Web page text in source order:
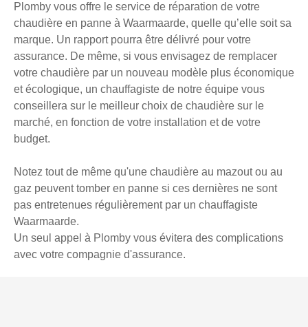
Plomby vous offre le service de réparation de votre
chaudière en panne à Waarmaarde, quelle qu’elle soit sa
marque. Un rapport pourra être délivré pour votre
assurance. De même, si vous envisagez de remplacer
votre chaudière par un nouveau modèle plus économique
et écologique, un chauffagiste de notre équipe vous
conseillera sur le meilleur choix de chaudière sur le
marché, en fonction de votre installation et de votre
budget.
Notez tout de même qu'une chaudière au mazout ou au
gaz peuvent tomber en panne si ces dernières ne sont
pas entretenues régulièrement par un chauffagiste
Waarmaarde.
Un seul appel à Plomby vous évitera des complications
avec votre compagnie d'assurance.